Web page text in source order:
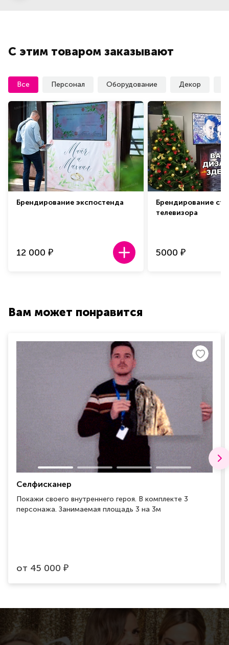
С этим товаром заказывают
Все Персонал Оборудование Декор
Брендирование экспостенда
12 000 ₽
Брендирование
телевизора
5000 ₽
Вам может понравится
Селфисканер
Покажи своего внутреннего героя. В комплекте 3
персонажа. Занимаемая площадь 3 на 3м
от 45 000 ₽